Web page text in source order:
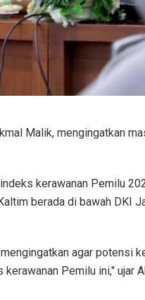
Malik, mengingatkan
kerawanan Pemilu
berada di bawah DKI
agar potensi
Pemilu ini," ujar